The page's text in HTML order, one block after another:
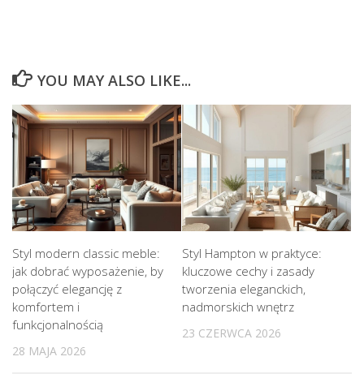
YOU MAY ALSO LIKE...
Styl modern classic meble:
jak dobrać wyposażenie, by
połączyć elegancję z
komfortem i
funkcjonalnością
28 MAJA 2026
Styl Hampton w praktyce:
kluczowe cechy i zasady
tworzenia eleganckich,
nadmorskich wnętrz
23 CZERWCA 2026